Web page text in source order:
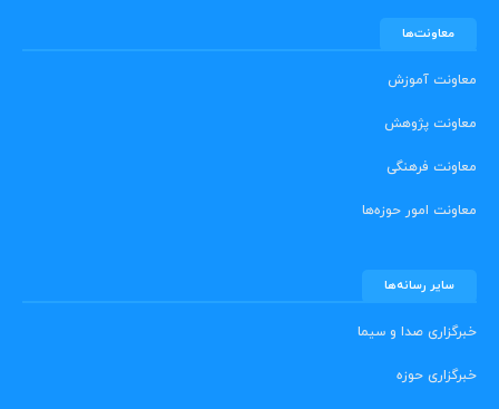
معاونت‌ها
معاونت آموزش
معاونت پژوهش
معاونت فرهنگی
معاونت امور حوزه‌ها
سایر رسانه‌ها
خبرگزاری صدا و سیما
خبرگزاری حوزه